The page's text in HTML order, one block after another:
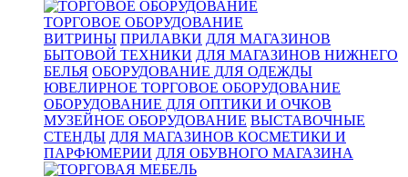
ТОРГОВОЕ ОБОРУДОВАНИЕ
ВИТРИНЫ ПРИЛАВКИ ДЛЯ МАГАЗИНОВ
БЫТОВОЙ ТЕХНИКИ ДЛЯ МАГАЗИНОВ НИЖНЕГО
БЕЛЬЯ ОБОРУДОВАНИЕ ДЛЯ ОДЕЖДЫ
ЮВЕЛИРНОЕ ТОРГОВОЕ ОБОРУДОВАНИЕ
ОБОРУДОВАНИЕ ДЛЯ ОПТИКИ И ОЧКОВ
МУЗЕЙНОЕ ОБОРУДОВАНИЕ ВЫСТАВОЧНЫЕ
СТЕНДЫ ДЛЯ МАГАЗИНОВ КОСМЕТИКИ И
ПАРФЮМЕРИИ ДЛЯ ОБУВНОГО МАГАЗИНА